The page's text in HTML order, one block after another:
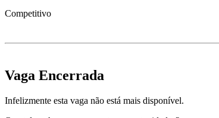
Competitivo
Vaga Encerrada
Infelizmente esta vaga não está mais disponível.